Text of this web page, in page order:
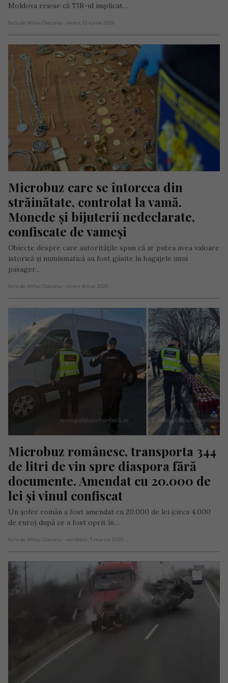
Moldova reiese că TIR-ul implicat…
Scris de Mihai Diaconu - vineri, 12 iunie 2026
Microbuz care se întorcea din
străinătate, controlat la vamă.
Monede și bijuterii nedeclarate,
confiscate de vameși
Obiecte despre care autoritățile spun că ar putea avea valoare
istorică și numismatică au fost găsite în bagajele unui
pasager…
Scris de Mihai Diaconu - vineri, 8 mai 2026
Microbuz românesc, transporta 344
de litri de vin spre diaspora fără
documente. Amendat cu 20.000 de
lei și vinul confiscat
Un șofer român a fost amendat cu 20.000 de lei (circa 4.000
de euro) după ce a fost oprit în…
Scris de Mihai Diaconu - sâmbătă, 7 martie 2026